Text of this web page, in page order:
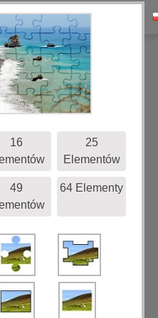
Galeria
16
25
Elementów
49
64 Elementy